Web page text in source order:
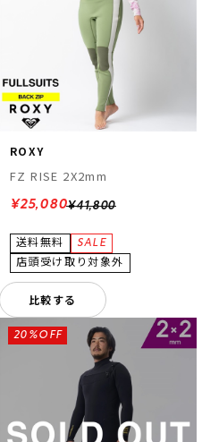
ROXY
FZ RISE 2X2mm
¥41,800
¥25,080
比較する
20%OFF